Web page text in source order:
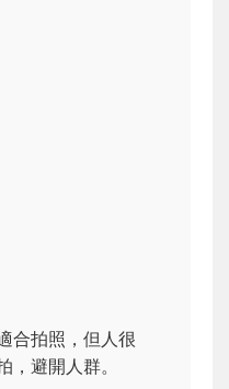
合拍照，但人很
，避開人群。